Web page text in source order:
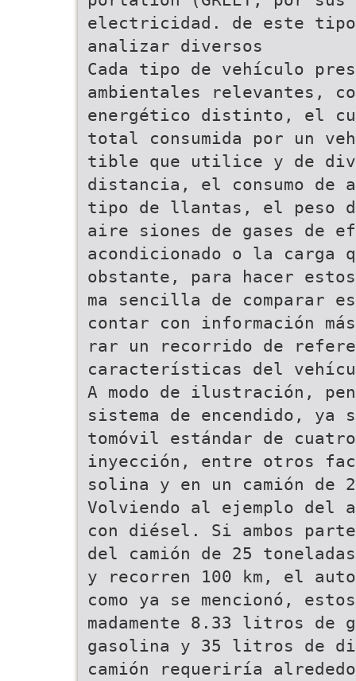
electricidad. de este tipo
analizar diversos
Cada tipo de vehículo
ambientales relevantes,
energético distinto, el
total consumida por un
tible que utilice y de
distancia, el consumo de
tipo de llantas, el peso
aire siones de gases de
acondicionado o la carga
obstante, para hacer
ma sencilla de comparar
contar con información
rar un recorrido de
características del
A modo de ilustración,
sistema de encendido, ya
tomóvil estándar de
inyección, entre otros
solina y en un camión de
Volviendo al ejemplo del
con diésel. Si ambos
del camión de 25
y recorren 100 km, el
como ya se mencionó,
madamente 8.33 litros de
gasolina y 35 litros de
camión requeriría